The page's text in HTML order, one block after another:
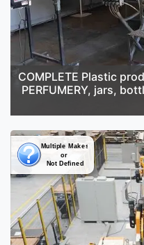
COMPLETE Plastic
PERFUMERY, jars,